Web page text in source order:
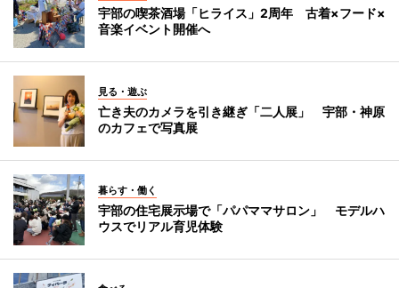
宇部の喫茶酒場「ヒライス」2周年 古着×フード×
音楽イベント開催へ
見る・遊ぶ
亡き夫のカメラを引き継ぎ「二人展」 宇部・神原
のカフェで写真展
暮らす・働く
宇部の住宅展示場で「パパママサロン」 モデルハ
ウスでリアル育児体験